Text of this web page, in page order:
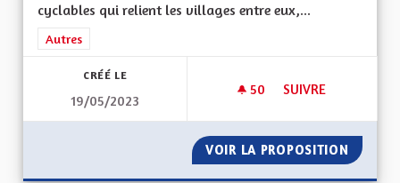
cyclables qui relient les villages entre eux,...
Filtrer les résultats de la catégorie : Autres
Autres
CRÉÉ LE
19/05/2023
50 50 ABONNÉS
SUIVRE
VOIR LA PROPOSITION